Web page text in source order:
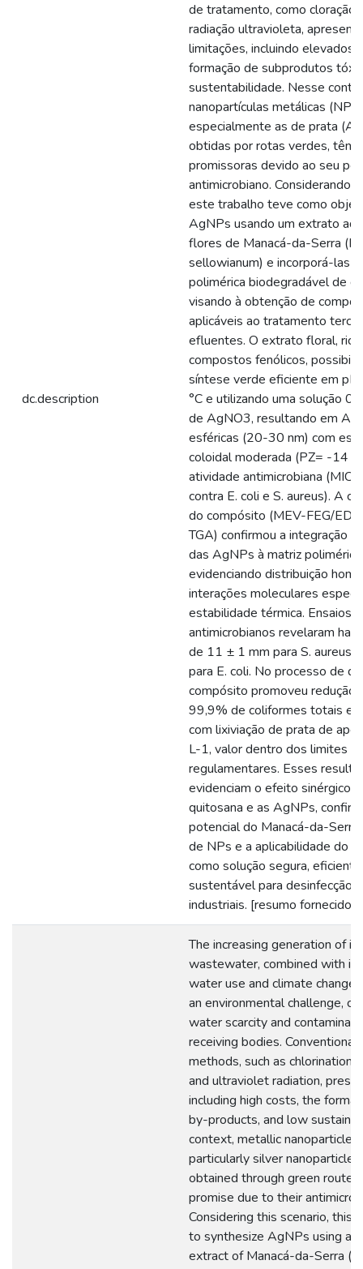
dc.description
de tratamento, como cloração,
radiação ultravioleta,
limitações, incluindo elevados
formação de subprodutos
sustentabilidade. Nesse
nanopartículas metálicas
especialmente as de prata
obtidas por rotas verdes, têm
promissoras devido ao seu
antimicrobiano. Considerando
este trabalho teve como
AgNPs usando um extrato
flores de Manacá-da-Serra
sellowianum) e incorporá-las a
polimérica biodegradável de
visando à obtenção de
aplicáveis ao tratamento
efluentes. O extrato floral,
compostos fenólicos,
síntese verde eficiente em
°C e utilizando uma solução
de AgNO3, resultando em
esféricas (20-30 nm) com
coloidal moderada (PZ= -14
atividade antimicrobiana (MIC
contra E. coli e S. aureus). A
do compósito (MEV-FEG/
TGA) confirmou a integração
das AgNPs à matriz polimérica,
evidenciando distribuição
interações moleculares
estabilidade térmica. Ensaios
antimicrobianos revelaram
de 11 ± 1 mm para S. aureus
para E. coli. No processo de
compósito promoveu redução
99,9% de coliformes totais
com lixiviação de prata de
L-1, valor dentro dos limites
regulamentares. Esses
evidenciam o efeito sinérgico
quitosana e as AgNPs,
potencial do Manacá-da-
de NPs e a aplicabilidade do
como solução segura,
sustentável para desinfecção
industriais. [resumo fornecido
The increasing generation of
wastewater, combined with
water use and climate
an environmental challenge,
water scarcity and
receiving bodies.
methods, such as chlorination,
and ultraviolet radiation,
including high costs, the
by-products, and low
context, metallic nanoparticles
particularly silver
obtained through green
promise due to their
Considering this scenario, this
to synthesize AgNPs using an
extract of Manacá-da-Serra